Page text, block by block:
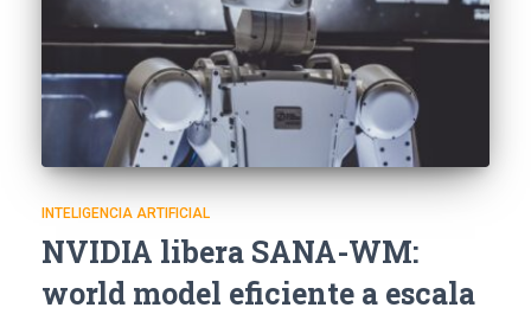
INTELIGENCIA ARTIFICIAL
NVIDIA libera SANA-WM:
world model eficiente a escala